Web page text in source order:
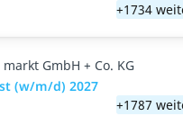
+1734
GmbH + Co. KG
(w/m/d) 2027
+1787